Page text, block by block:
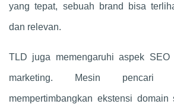
yang tepat, sebuah brand bisa
dan relevan.
TLD juga memengaruhi aspek SEO
marketing. Mesin pencari
mempertimbangkan ekstensi